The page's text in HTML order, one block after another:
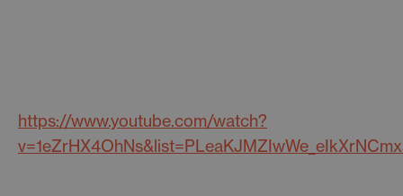
https://www.youtube.com/watch?